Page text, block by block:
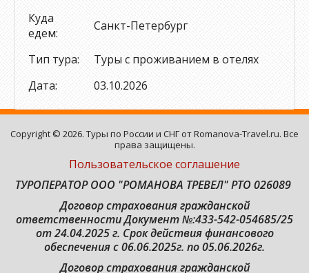
Куда
едем:
Санкт-Петербург
Тип тура:
Туры с проживанием в отелях
Дата:
03.10.2026
Copyright © 2026. Туры по России и СНГ от Romanova-Travel.ru. Все
права защищены.
Пользовательское соглашение
ТУРОПЕРАТОР ООО "РОМАНОВА ТРЕВЕЛ" РТО 026089
Договор страхования гражданской
ответственностиДокумент №:433-542-054685/25
от 24.04.2025 г. Срок действия финансового
обеспечения с 06.06.2025г. по 05.06.2026г.
Договор страхования гражданской